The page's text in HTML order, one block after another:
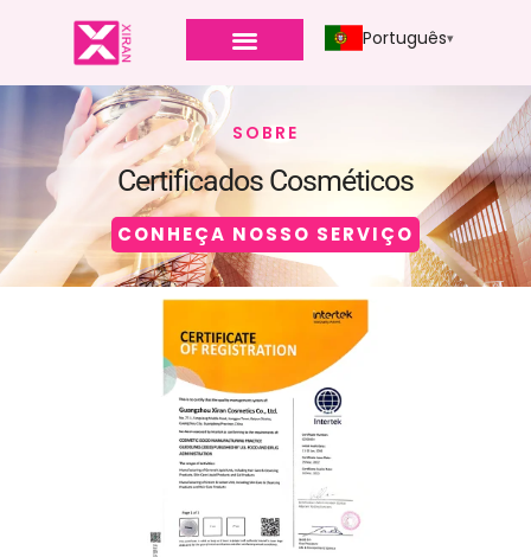
Português
SOBRE
Certificados Cosméticos
CONHEÇA NOSSO SERVIÇO